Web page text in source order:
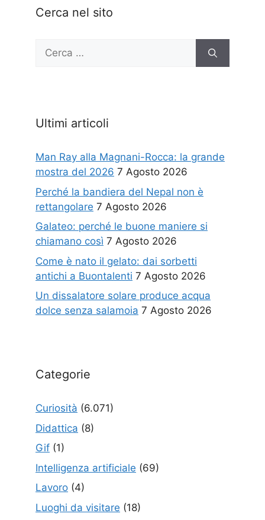
Cerca nel sito
Ricerca
Ultimi articoli
Man Ray alla Magnani-Rocca: la grande
mostra del 2026 7 Agosto 2026
Perché la bandiera del Nepal non è
rettangolare 7 Agosto 2026
Galateo: perché le buone maniere si
chiamano così 7 Agosto 2026
Come è nato il gelato: dai sorbetti
antichi a Buontalenti 7 Agosto 2026
Un dissalatore solare produce acqua
dolce senza salamoia 7 Agosto 2026
Categorie
Curiosità (6.071)
Didattica (8)
Gif (1)
Intelligenza artificiale (69)
Lavoro (4)
Luoghi da visitare (18)